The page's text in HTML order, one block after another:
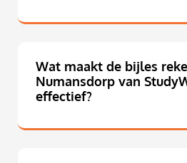
Wat maakt de bijles
Numansdorp van
effectief?